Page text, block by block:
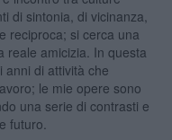
di sintonia, di vicinanza,
reciproca; si cerca una
reale amicizia. In questa
anni di attività che
le mie opere sono
una serie di contrasti e
futuro.